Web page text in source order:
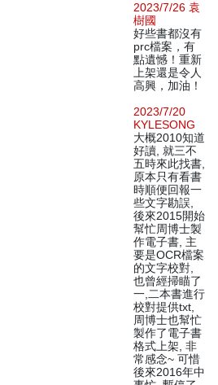
2023/7/26 袁
樹國
好些書都沒有
prc檔案，有
點遺憾！重新
上架還是令人
高興，加油！
2023/7/20
KYLESONG
大概2010知道
好讀, 就三不
五時來此找書,
原本只有看書
時順便回報一
些文字勘誤,
後來2015開始
幫忙周博士製
作電子書, 主
要是OCR檔案
的文字校對,
也曾經掃瞄了
一,二本書進行
校對提供txt,
周博士也幫忙
製作了電子書
格式上架, 非
常感念~ 可惜
後來2016年中